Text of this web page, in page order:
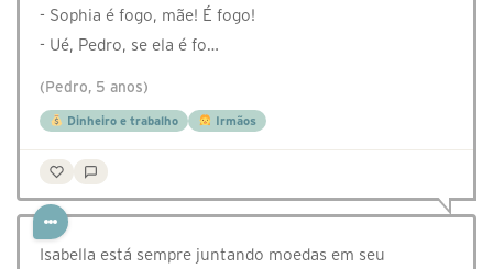
- Sophia é fogo, mãe! É fogo!
- Ué, Pedro, se ela é fo…
(Pedro, 5 anos)
Dinheiro e trabalho Irmãos
Isabella está sempre juntando moedas em seu